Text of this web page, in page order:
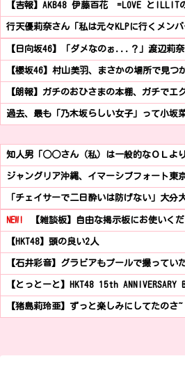
【吉報】AKB48 伊藤百花 =LOVE とILLIT
行天優莉奈さん「私は元々KLPに行くメン
【日向坂46】「ダメなのぉ...？」渡辺莉
【櫻坂46】村山美羽、まさかの場所で見つ
【朗報】ガチのおひさまの本棚、ガチでエグ
過去、最も「乃木坂らしい女子」って小坂
知人男「○○さん（私）は一般的なＯＬよ
ジャングリア沖縄、イマーシブフォート東
「チェイサーで二日酔いは防げない」大分
NEW! 【雑談板】自由な掲示板にお使いく
【HKT48】頭の良い2人
【石井彩音】グラビアもプールで撮ってい
【とっとーと】HKT48 15th ANNIVERSARY
【猪島莉玲亜】ずっと楽しみにしてたのさ~